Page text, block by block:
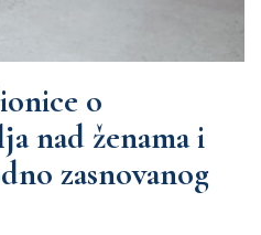
o
nad ženama i
zasnovanog